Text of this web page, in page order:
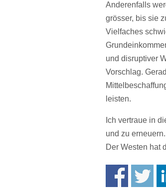
Anderenfalls
grösser, bis sie
Vielfaches
und disruptiver
Vorschlag.
leisten.
Ich vertraue in
und zu
Der Westen hat